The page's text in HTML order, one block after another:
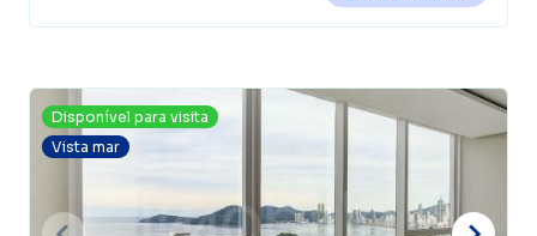
Disponível para visita
Vista mar